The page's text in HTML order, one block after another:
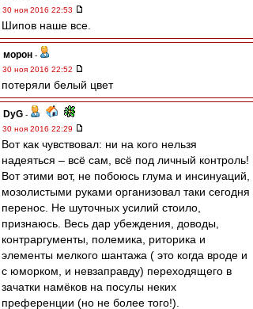
30 ноя 2016 22:53
Шипов наше все.
морон -
30 ноя 2016 22:52
потеряли белый цвет
DyG -
30 ноя 2016 22:29
Вот как чувствовал: ни на кого нельзя
надеяться – всё сам, всё под личный контроль!
Вот этими вот, не побоюсь глума и инсинуаций,
мозолистыми руками организовал таки сегодня
перенос. Не шуточных усилий стоило,
признаюсь. Весь дар убеждения, доводы,
контраргументы, полемика, риторика и
элементы мелкого шантажа ( это когда вроде и
с юморком, и невзаправду) переходящего в
зачатки намёков на посулы неких
преференции (но не более того!).